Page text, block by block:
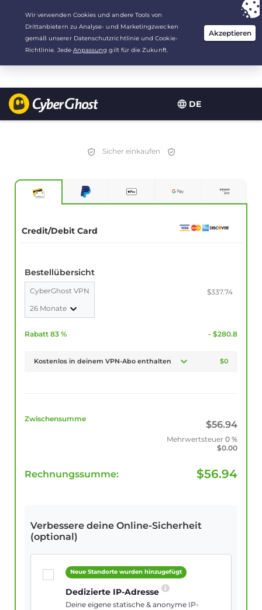
DE
Deine Wahl:Der beste Deal für 2.1666666666667 Jahre zu $
/Monat
Sicher einkaufen
Credit/Debit Card
Bestellübersicht
CyberGhost VPN
26 Monate
$337.74
Rabatt 83 % - $280.8
Kostenlos in deinem VPN-Abo enthalten $0
Zwischensumme
$56.94
Mehrwertsteuer 0 %
$0.00
Rechnungssumme: $56.94
Verbessere deine Online-Sicherheit
(optional)
Neue Standorte wurden hinzugefügt
Dedizierte IP-Adresse
Deine eigene statische & anonyme IP-